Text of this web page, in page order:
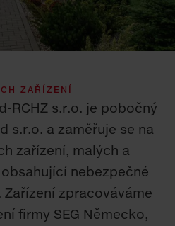
ZAŘÍZENÍ
RCHZ s.r.o. je pobočný
s.r.o. a zaměřuje se na
zařízení, malých a
nebezpečné
zpracováváme
firmy SEG Německo,